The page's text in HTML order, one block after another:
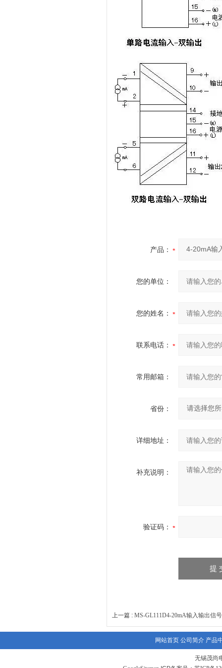
产品：
您的单位：
您的姓名：
联系电话：
常用邮箱：
省份：
详细地址：
补充说明：
验证码：
上一篇 : MS-GL111D4-20mA输入输出信
网站首页 公司简介 产品
无锡茂尚